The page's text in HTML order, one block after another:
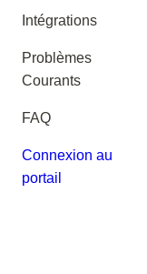
Intégrations
Problèmes
Courants
FAQ
Connexion au
portail